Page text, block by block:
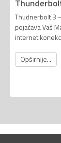
Thudnerbolt 3
pojačava Vaš
internet
Opširnije...